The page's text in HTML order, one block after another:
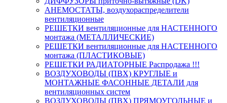
АНЕМОСТАТЫ, воздухораспределители
вентиляционные
РЕШЕТКИ вентиляционные для НАСТЕННОГО
монтажа (МЕТАЛЛИЧЕСКИЕ)
РЕШЕТКИ вентиляционные для НАСТЕННОГО
монтажа (ПЛАСТИКОВЫЕ)
РЕШЕТКИ РАДИАТОРНЫЕ Распродажа !!!
ВОЗДУХОВОДЫ (ПВХ) КРУГЛЫЕ и
МОНТАЖНЫЕ ФАСОННЫЕ ДЕТАЛИ для
вентиляционных систем
ВОЗДУХОВОДЫ (ПВХ) ПРЯМОУГОЛЬНЫЕ и